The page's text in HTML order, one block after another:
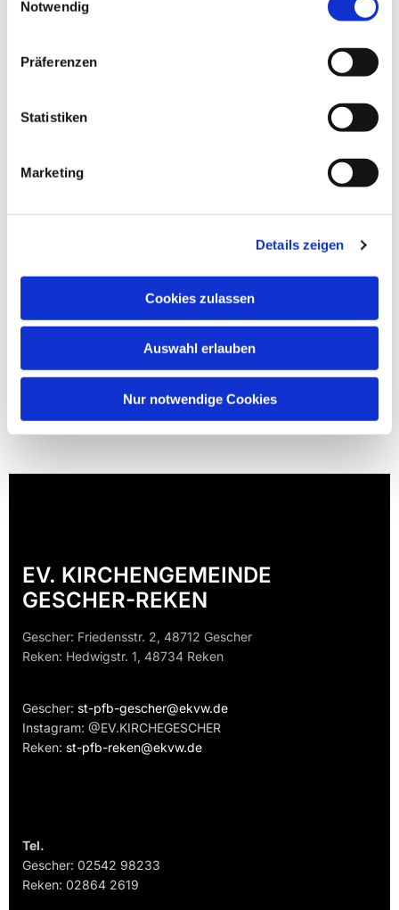
Notwendig
Präferenzen
Statistiken
Marketing
Details zeigen
Cookies zulassen
Auswahl erlauben
Nur notwendige Cookies
EV. KIRCHENGEMEINDE
GESCHER-REKEN
Gescher: Friedensstr. 2, 48712 Gescher
Reken: Hedwigstr. 1, 48734 Reken
Gescher: st-pfb-gescher@ekvw.de
Instagram: @EV.KIRCHEGESCHER
Reken: st-pfb-reken@ekvw.de
Tel.
Gescher: 02542 98233
Reken: 02864 2619